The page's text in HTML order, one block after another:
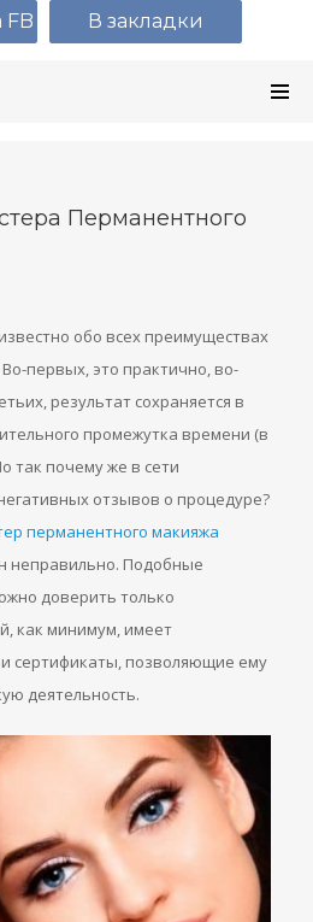
Перманентного
обо всех преимуществах
первых, это практично, во-
результат сохраняется в
промежутка времени (в
так почему же в сети
отзывов о процедуре?
перманентного макияжа
неправильно. Подобные
доверить только
как минимум, имеет
сертификаты, позволяющие ему
деятельность.
FB В закладки